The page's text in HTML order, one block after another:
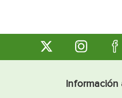
Información